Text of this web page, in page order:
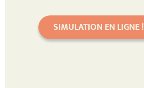
SIMULATION EN LIGNE !